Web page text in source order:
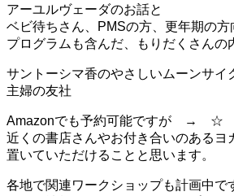
アーユルヴェーダのお話と
ベビ待ちさん、PMSの方、更年期の方
プログラムも含んだ、もりだくさんの
サントーシマ香のやさしいムーンサイ
主婦の友社
Amazonでも予約可能ですが → ☆
近くの書店さんやお付き合いのあるヨ
置いていただけることと思います。
各地で関連ワークショップも計画中で